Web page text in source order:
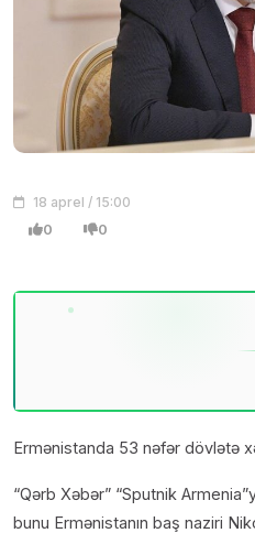
18 aprel / 15:00
0 0
Ermənistanda 53 nəfər dövlətə
“Qərb Xəbər” “Sputnik
bunu Ermənistanın baş naziri